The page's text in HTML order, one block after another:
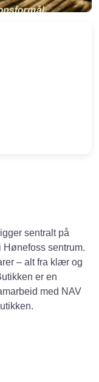
sentralt på
Hønefoss sentrum.
– alt fra klær og
er en
med NAV